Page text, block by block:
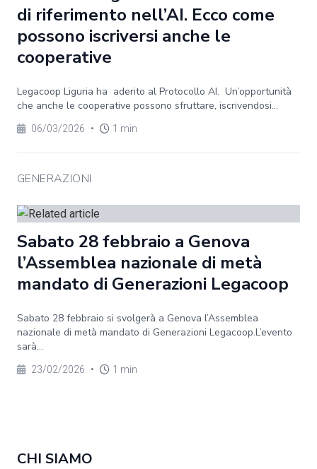
di riferimento nell’AI. Ecco come
possono iscriversi anche le
cooperative
Legacoop Liguria ha aderito al Protocollo AI. Un’opportunità
che anche le cooperative possono sfruttare, iscrivendosi...
06/03/2026 • 1 min
GENERAZIONI
Sabato 28 febbraio a Genova
l’Assemblea nazionale di metà
mandato di Generazioni Legacoop
Sabato 28 febbraio si svolgerà a Genova l’Assemblea
nazionale di metà mandato di Generazioni Legacoop.L’evento
sarà...
23/02/2026 • 1 min
CHI SIAMO